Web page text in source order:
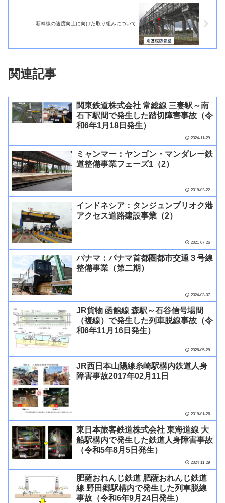
新幹線の速度向上に向けた取り組みについて
関連記事
関東鉄道株式会社 常総線 三妻駅～南
石下駅間で発生した踏切障害事故（令
和6年1月18日発生）
2024-11-29
ミャンマー：ヤンゴン・マンダレー鉄
道整備事業フェーズ1（2）
2018-02-22
インドネシア：タンジュンプリオク港
アクセス道路建設事業（2）
2021-07-26
パナマ：パナマ首都圏都市交通３号線
整備事業（第二期）
2024-03-07
JR貨物 函館線 森駅～石谷信号場間
（複線）で発生した列車脱線事故（令
和6年11月16日発生）
2026-05-28
JR西日本山陽線糸崎駅構内鉄道人身
障害事故2017年02月11日
2018-01-26
東日本旅客鉄道株式会社 東海道線 大
船駅構内で発生した鉄道人身障害事故
（令和5年8月5日発生）
2024-11-29
肥薩おれんじ鉄道 肥薩おれんじ鉄道
線 野田郷駅構内で発生した列車脱線
事故（令和6年9月24日発生）